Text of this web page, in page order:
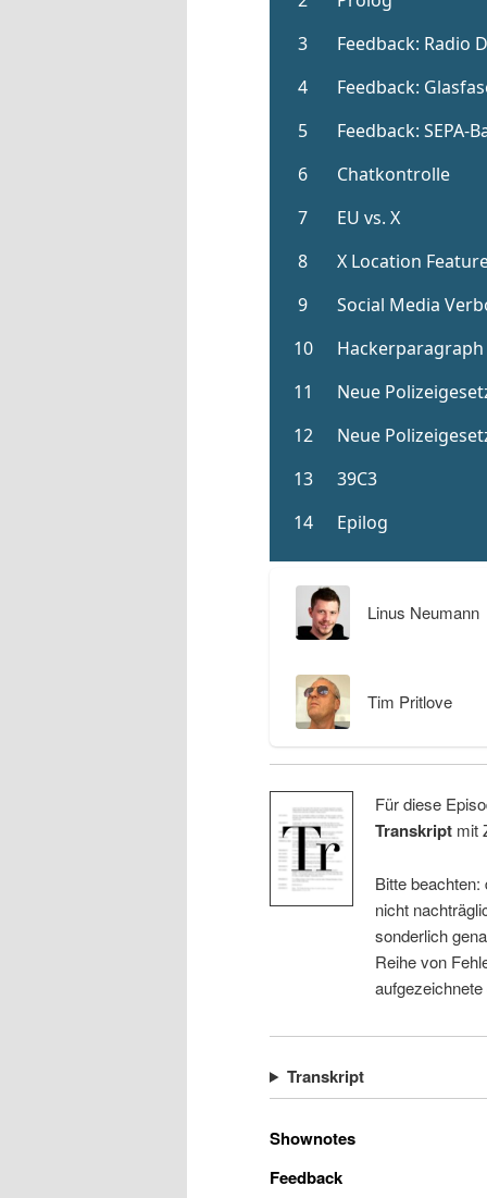
Linus Neumann
Tim Pritlove
Für diese
Transkriptmit
Bitte
nicht
sonderlich
Reihe von
Transkript
Shownotes
Feedback